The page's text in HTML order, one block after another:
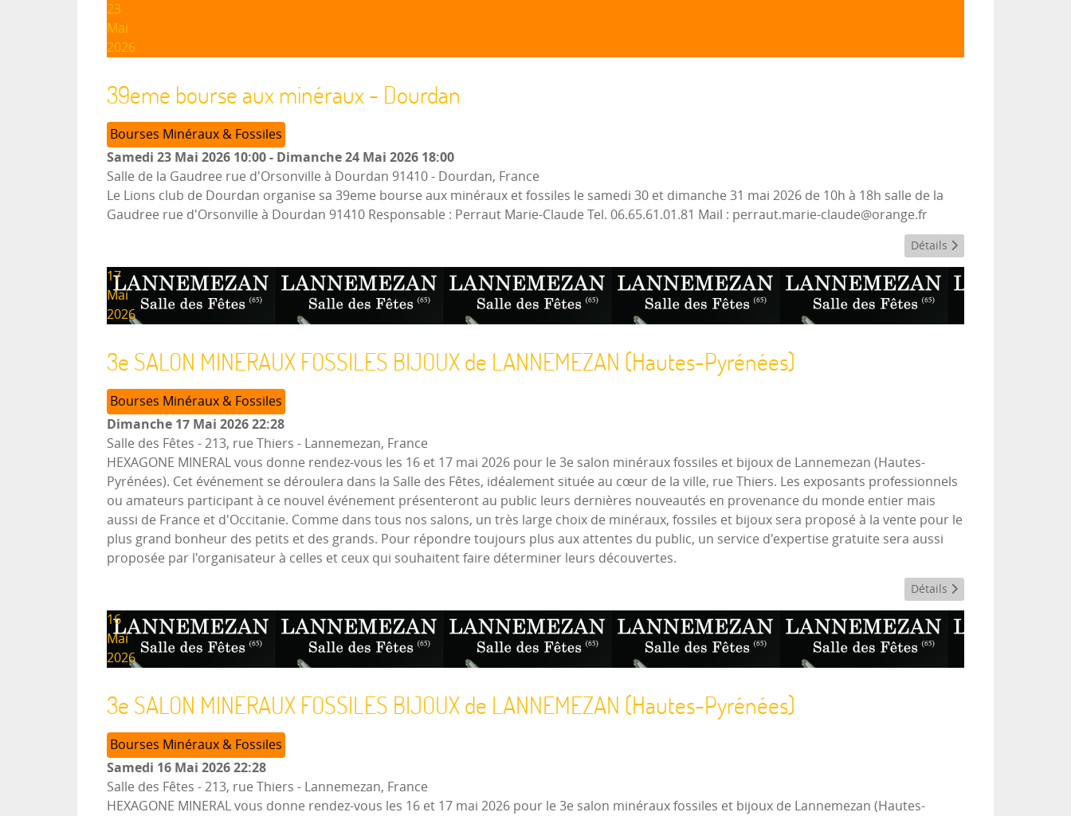
23
Mai
2026
39eme bourse aux minéraux - Dourdan
Bourses Minéraux & Fossiles
Samedi 23 Mai 2026 10:00- Dimanche 24 Mai 2026 18:00
Salle de la Gaudree rue d'Orsonville à Dourdan 91410 - Dourdan, France
Le Lions club de Dourdan organise sa 39eme bourse aux minéraux et fossiles le samedi 30 et dimanche 31 mai 2026 de 10h à 18h salle de la
Gaudree rue d'Orsonville à Dourdan 91410 Responsable : Perraut Marie-Claude Tel. 06.65.61.01.81 Mail : perraut.marie-claude@orange.fr
Détails
17
Mai
2026
3e SALON MINERAUX FOSSILES BIJOUX de LANNEMEZAN (Hautes-Pyrénées)
Bourses Minéraux & Fossiles
Dimanche 17 Mai 202622:28
Salle des Fêtes - 213, rue Thiers - Lannemezan, France
HEXAGONE MINERAL vous donne rendez-vous les 16 et 17 mai 2026 pour le 3e salon minéraux fossiles et bijoux de Lannemezan (Hautes-
Pyrénées). Cet événement se déroulera dans la Salle des Fêtes, idéalement située au cœur de la ville, rue Thiers. Les exposants professionnels
ou amateurs participant à ce nouvel événement présenteront au public leurs dernières nouveautés en provenance du monde entier mais
aussi de France et d'Occitanie. Comme dans tous nos salons, un très large choix de minéraux, fossiles et bijoux sera proposé à la vente pour le
plus grand bonheur des petits et des grands. Pour répondre toujours plus aux attentes du public, un service d'expertise gratuite sera aussi
proposée par l'organisateur à celles et ceux qui souhaitent faire déterminer leurs découvertes.
Détails
16
Mai
2026
3e SALON MINERAUX FOSSILES BIJOUX de LANNEMEZAN (Hautes-Pyrénées)
Bourses Minéraux & Fossiles
Samedi 16 Mai 202622:28
Salle des Fêtes - 213, rue Thiers - Lannemezan, France
HEXAGONE MINERAL vous donne rendez-vous les 16 et 17 mai 2026 pour le 3e salon minéraux fossiles et bijoux de Lannemezan (Hautes-